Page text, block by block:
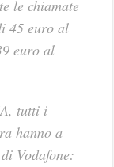
le chiamate
45 euro al
euro al
tutti i
hanno a
Vodafone: